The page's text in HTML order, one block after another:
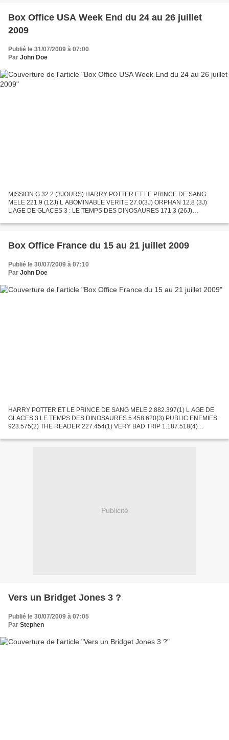
Box Office USA Week End du 24 au 26 juillet
2009
Publié le 31/07/2009 à 07:00
Par John Doe
MISSION G 32.2 (3JOURS) HARRY POTTER ET LE PRINCE DE SANG
MELE 221.9 (12J) L ABOMINABLE VERITE 27.0(3J) ORPHAN 12.8 (3J)
L’AGE DE GLACES 3 : LE TEMPS DES DINOSAURES 171.3 (26J)
(52J) LA PROPOSITION...
Box Office France du 15 au 21 juillet 2009
Publié le 30/07/2009 à 07:10
Par John Doe
HARRY POTTER ET LE PRINCE DE SANG MELE 2.882.397(1) L AGE DE
GLACES 3 LE TEMPS DES DINOSAURES 5.458.620(3) PUBLIC ENEMIES
923.575(2) THE READER 227.454(1) VERY BAD TRIP 1.187.518(4)
504.577(3) WHATEVER...
Publicité
Vers un Bridget Jones 3 ?
Publié le 30/07/2009 à 07:05
Par Stephen